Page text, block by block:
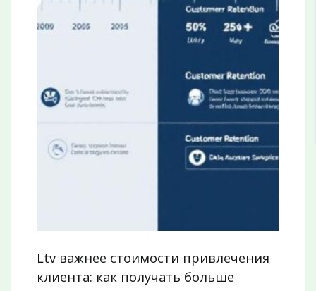
Ltv важнее стоимости привлечения
клиента: как получать больше